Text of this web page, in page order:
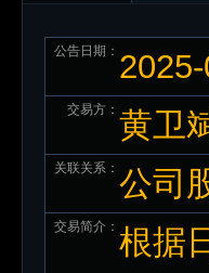
公告日期：
交易方： 黄卫
关联关系： 公司
交易简介： 根据